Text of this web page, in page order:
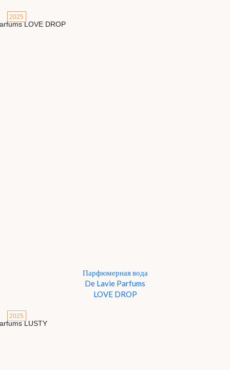
2025
Парфюмерная вода
De Lavie Parfums
LOVE DROP
2025